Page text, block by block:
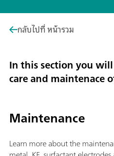
กลับไปที่ หน้ารวม
In this section you
care and maintenace
Maintenance
Learn more about the